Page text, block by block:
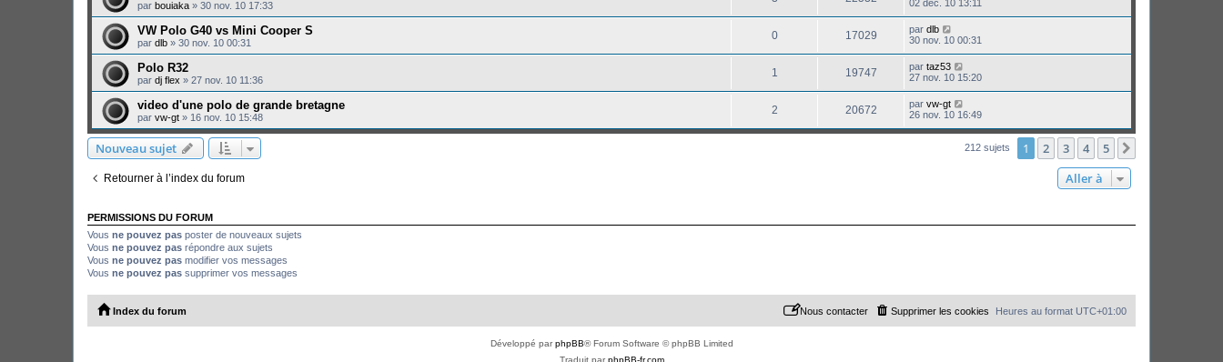
par bouiaka » 30 nov. 10 17:33
02 déc. 10 13:11
VW Polo G40 vs Mini Cooper S
par dlb » 30 nov. 10 00:31
0 17029 par dlb
30 nov. 10 00:31
Polo R32
par dj flex » 27 nov. 10 11:36
1 19747 par taz53
27 nov. 10 15:20
video d'une polo de grande bretagne
par vw-gt » 16 nov. 10 15:48
2 20672 par vw-gt
26 nov. 10 16:49
Nouveau sujet 212 sujets 1 2 3 4 5
Retourner à l’index du forum Aller à
PERMISSIONS DU FORUM
Vous ne pouvez pas poster de nouveaux sujets
Vous ne pouvez pas répondre aux sujets
Vous ne pouvez pas modifier vos messages
Vous ne pouvez pas supprimer vos messages
Index du forum Heures au format UTC+01:00
Supprimer les cookies
Nous contacter
Développé parphpBB® Forum Software © phpBB Limited
Traduit parphpBB-fr.com